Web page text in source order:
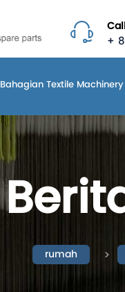
+
Bahagian Textile Machinery
rumah